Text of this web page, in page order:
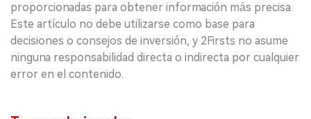
proporcionadas para obtener información más precisa.
Este artículo no debe utilizarse como base para
decisiones o consejos de inversión, y 2Firsts no asume
ninguna responsabilidad directa o indirecta por cualquier
error en el contenido.